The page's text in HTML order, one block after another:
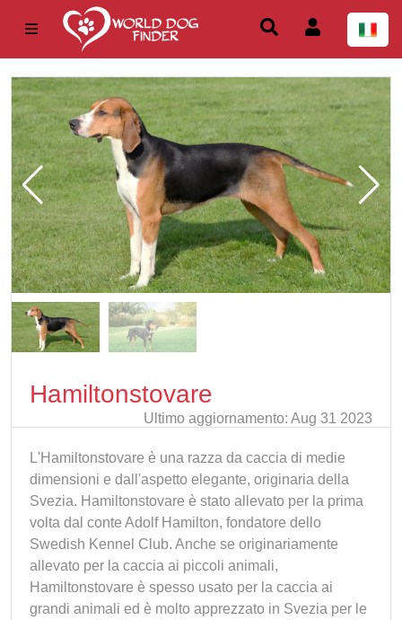
Hamiltonstovare
Ultimo aggiornamento: Aug 31 2023
L'Hamiltonstovare è una razza da caccia di medie
dimensioni e dall'aspetto elegante, originaria della
Svezia. Hamiltonstovare è stato allevato per la prima
volta dal conte Adolf Hamilton, fondatore dello
Swedish Kennel Club. Anche se originariamente
allevato per la caccia ai piccoli animali,
Hamiltonstovare è spesso usato per la caccia ai
grandi animali ed è molto apprezzato in Svezia per le